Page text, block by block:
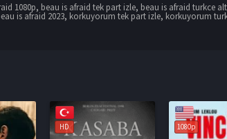
1080p, beau is afraid tek part izle, beau is afraid turkce
is afraid 2023, korkuyorum tek part izle, korkuyorum
1080p 1080p